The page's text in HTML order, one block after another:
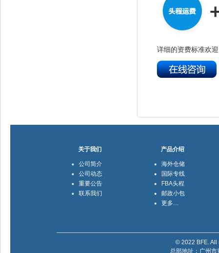
详细的资费标准欢
关于我们
公司简介
公司动态
重要公告
联系我们
产品介绍
海外仓储
国际专线
FBA头程
邮政小包
更多…
© 2022 BFE.
总部地址：广州